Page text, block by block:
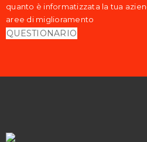
quanto è informatizzata la tua
aree di miglioramento
QUESTIONARIO